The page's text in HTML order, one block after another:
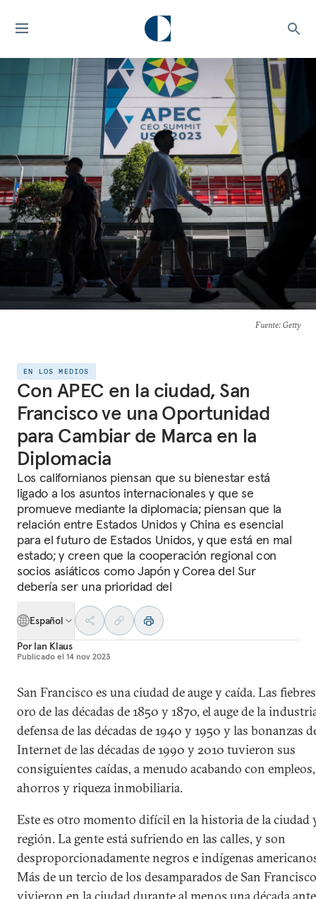
Fuente: Getty
EN LOS MEDIOS
Con APEC en la ciudad, San
Francisco ve una Oportunidad
para Cambiar de Marca en la
Diplomacia
Los californianos piensan que su bienestar está
ligado a los asuntos internacionales y que se
promueve mediante la diplomacia; piensan que la
relación entre Estados Unidos y China es esencial
para el futuro de Estados Unidos, y que está en mal
estado; y creen que la cooperación regional con
socios asiáticos como Japón y Corea del Sur
debería ser una prioridad del
Español
PorIan Klaus
Publicado el 14 nov 2023
San Francisco es una ciudad de auge y caída. Las
oro de las décadas de 1850 y 1870, el auge de la
defensa de las décadas de 1940 y 1950 y las bonanzas
Internet de las décadas de 1990 y 2010 tuvieron sus
consiguientes caídas, a menudo acabando con empleos,
ahorros y riqueza inmobiliaria.
Este es otro momento difícil en la historia de la ciudad
región. La gente está sufriendo en las calles, y son
desproporcionadamente negros e indígenas
Más de un tercio de los desamparados de San Francisco